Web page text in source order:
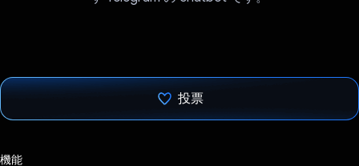
投票
機能